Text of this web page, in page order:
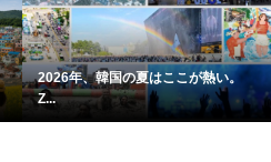
2026年、韓国の夏はここが熱い。
Z...